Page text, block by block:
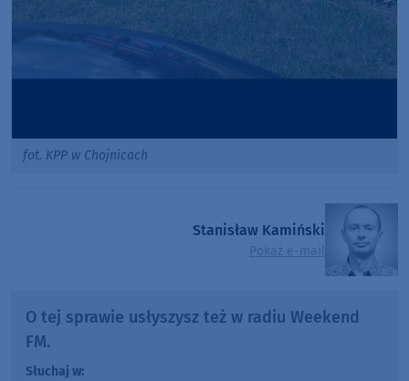
fot. KPP w Chojnicach
Stanisław Kamiński
Pokaż e-mail
O tej sprawie usłyszysz też w radiu Weekend
FM.
Słuchaj w: